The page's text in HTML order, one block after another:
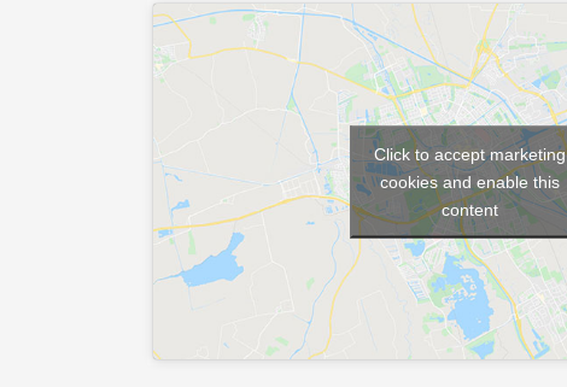
Click to accept marketing
cookies and enable this
content